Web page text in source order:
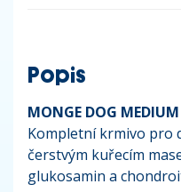
Popis
MONGE DOG
Kompletní krmivo pro
čerstvým kuřecím
glukosamin a